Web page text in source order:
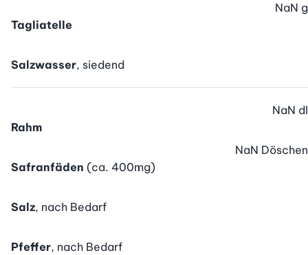
Tagliatelle
NaN g
Salzwasser, siedend
Rahm
NaN dl
Safranfäden (ca. 400mg)
NaN Döschen
Salz, nach Bedarf
Pfeffer, nach Bedarf